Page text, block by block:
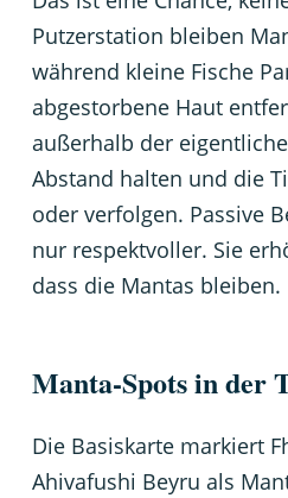
Putzerstation bleiben
während kleine Fische
abgestorbene Haut
außerhalb der
Abstand halten und die
oder verfolgen. Passive
nur respektvoller. Sie
dass die Mantas bleiben.
Manta-Spots in der
Die Basiskarte markiert
Ahivafushi Beyru als